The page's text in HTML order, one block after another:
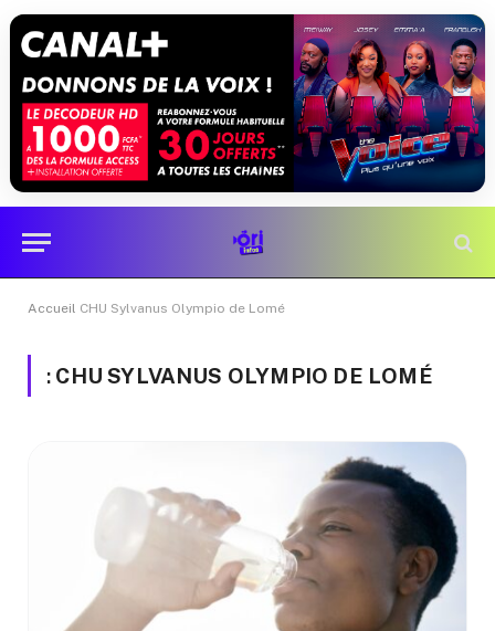
Accueil CHU Sylvanus Olympio de Lomé
: CHU SYLVANUS OLYMPIO DE LOMÉ